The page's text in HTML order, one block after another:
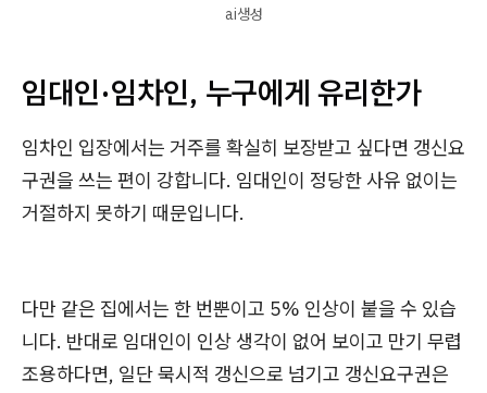
ai생성
임대인·임차인, 누구에게 유리한가
임차인 입장에서는 거주를 확실히 보장받고 싶다면 갱신요
구권을 쓰는 편이 강합니다. 임대인이 정당한 사유 없이는
거절하지 못하기 때문입니다.
다만 같은 집에서는 한 번뿐이고 5% 인상이 붙을 수 있습
니다. 반대로 임대인이 인상 생각이 없어 보이고 만기 무렵
조용하다면, 일단 묵시적 갱신으로 넘기고 갱신요구권은